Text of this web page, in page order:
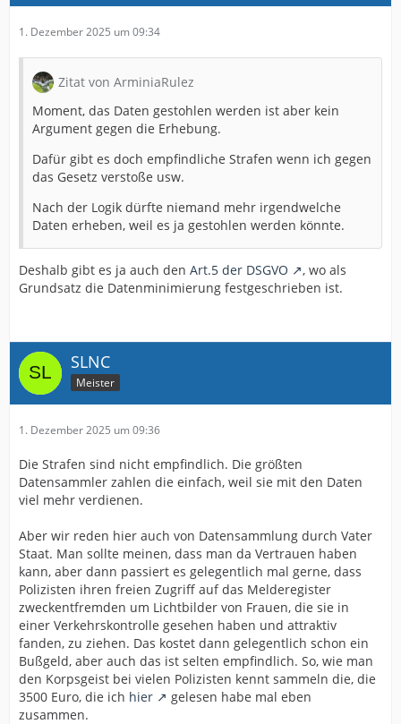
1. Dezember 2025 um 09:34
Zitat von ArminiaRulez
Moment, das Daten gestohlen werden ist aber kein
Argument gegen die Erhebung.
Dafür gibt es doch empfindliche Strafen wenn ich gegen
das Gesetz verstoße usw.
Nach der Logik dürfte niemand mehr irgendwelche
Daten erheben, weil es ja gestohlen werden könnte.
Deshalb gibt es ja auch den Art.5 der DSGVO
, wo als
Grundsatz die Datenminimierung festgeschrieben ist.
SLNC
Meister
1. Dezember 2025 um 09:36
Die Strafen sind nicht empfindlich. Die größten
Datensammler zahlen die einfach, weil sie mit den Daten
viel mehr verdienen.
Aber wir reden hier auch von Datensammlung durch Vater
Staat. Man sollte meinen, dass man da Vertrauen haben
kann, aber dann passiert es gelegentlich mal gerne, dass
Polizisten ihren freien Zugriff auf das Melderegister
zweckentfremden um Lichtbilder von Frauen, die sie in
einer Verkehrskontrolle gesehen haben und attraktiv
fanden, zu ziehen. Das kostet dann gelegentlich schon ein
Bußgeld, aber auch das ist selten empfindlich. So, wie man
den Korpsgeist bei vielen Polizisten kennt sammeln die, die
3500 Euro, die ich hier
gelesen habe mal eben
zusammen.